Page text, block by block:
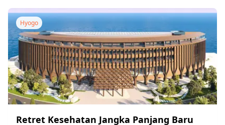
Hyogo
Retret Kesehatan Jangka Panjang Baru